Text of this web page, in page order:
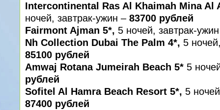
Intercontinental Ras Al Khaimah Mina Al
ночей, завтрак-ужин – 83700 рублей
Fairmont Ajman 5*, 5 ночей, завтрак-
Nh Collection Dubai The Palm 4*, 5
85100 рублей
Amwaj Rotana Jumeirah Beach 5* 5
рублей
Sofitel Al Hamra Beach Resort 5*, 5
87400 рублей